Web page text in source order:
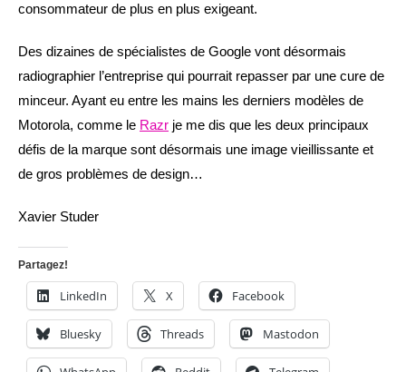
consommateur de plus en plus exigeant.
Des dizaines de spécialistes de Google vont désormais
radiographier l’entreprise qui pourrait repasser par une cure de
minceur. Ayant eu entre les mains les derniers modèles de
Motorola, comme le Razr je me dis que les deux principaux
défis de la marque sont désormais une image vieillissante et
de gros problèmes de design…
Xavier Studer
Partagez!
LinkedIn X Facebook
Bluesky Threads Mastodon